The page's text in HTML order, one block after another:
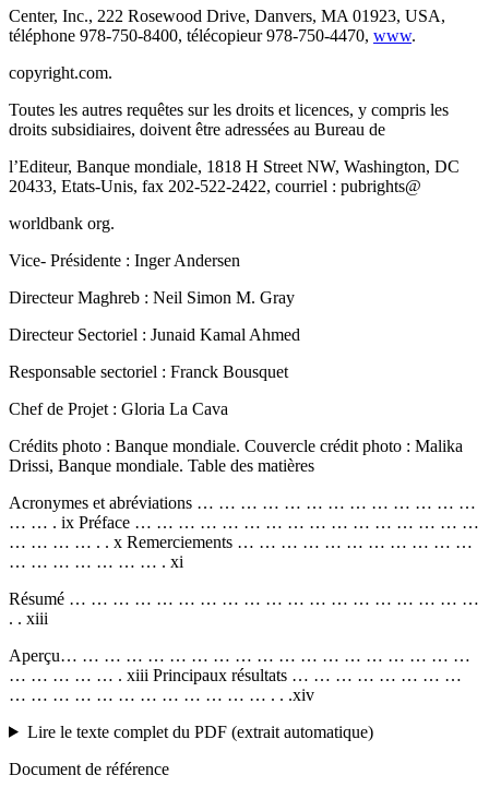
Center, Inc., 222 Rosewood Drive, Danvers, MA 01923, USA,
téléphone 978-750-8400, télécopieur 978-750-4470, www.
copyright.com.
Toutes les autres requêtes sur les droits et licences, y compris les
droits subsidiaires, doivent être adressées au Bureau de
l’Editeur, Banque mondiale, 1818 H Street NW, Washington, DC
20433, Etats-Unis, fax 202-522-2422, courriel : pubrights@
worldbank org.
Vice- Présidente : Inger Andersen
Directeur Maghreb : Neil Simon M. Gray
Directeur Sectoriel : Junaid Kamal Ahmed
Responsable sectoriel : Franck Bousquet
Chef de Projet : Gloria La Cava
Crédits photo : Banque mondiale. Couvercle crédit photo : Malika
Drissi, Banque mondiale. Table des matières
Acronymes et abréviations … … … … … … … … … … … … …
… … . ix Préface … … … … … … … … … … … … … … … …
… … … … . . x Remerciements … … … … … … … … … … …
… … … … … … … . xi
Résumé … … … … … … … … … … … … … … … … … … …
. . xiii
Aperçu… … … … … … … … … … … … … … … … … … …
… … … … … . xiii Principaux résultats … … … … … … … …
… … … … … … … … … … … … . . .xiv
Lire le texte complet du PDF (extrait automatique)
Document de référence